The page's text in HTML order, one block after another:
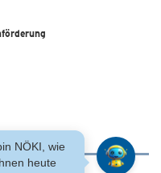
NÖKI, wie
heute